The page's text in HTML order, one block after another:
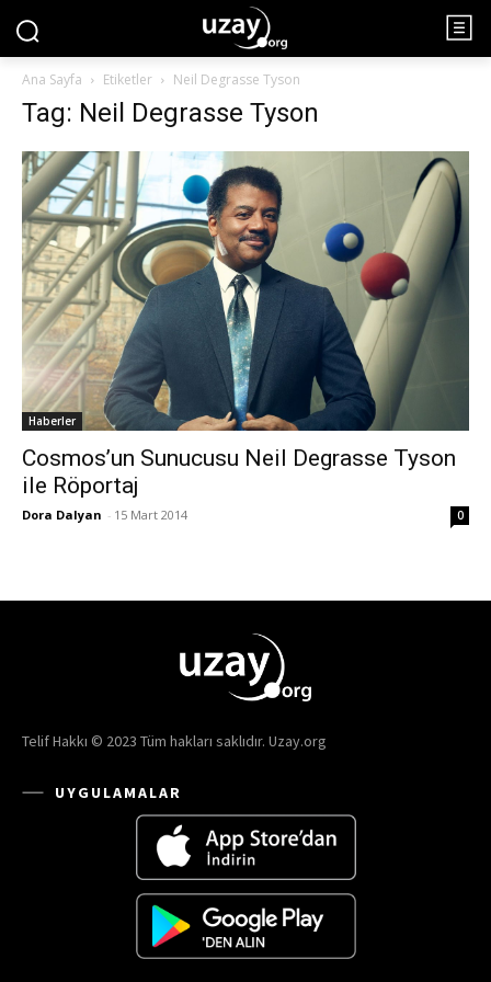
Ana Sayfa Etiketler Neil Degrasse Tyson
Tag: Neil Degrasse Tyson
Haberler
Cosmos’un Sunucusu Neil Degrasse Tyson
ile Röportaj
Dora Dalyan - 15 Mart 2014 0
Telif Hakkı © 2023 Tüm hakları saklıdır. Uzay.org
UYGULAMALAR